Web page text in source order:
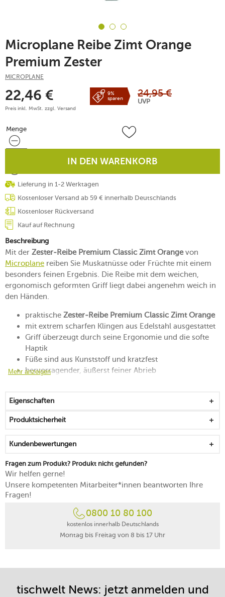
Microplane Reibe Zimt Orange
Premium Zester
MICROPLANE
22,46 €
Preis inkl. MwSt. zzgl. Versand
9%
sparen
24,95 €
UVP
Menge
Menge
IN DEN WARENKORB
Lieferung in 1-2 Werktagen
Kostenloser Versand ab 59 € innerhalb Deutschlands
Kostenloser Rückversand
Kauf auf Rechnung
Beschreibung
Mit der Zester-Reibe Premium Classic Zimt Orangevon
Microplane reiben Sie Muskatnüsse oder Früchte mit einem
besonders feinen Ergebnis. Die Reibe mit dem weichen,
ergonomisch geformten Griff liegt dabei angenehm weich in
den Händen.
praktische Zester-Reibe Premium Classic Zimt Orange
mit extrem scharfen Klingen aus Edelstahl ausgestattet
Griff überzeugt durch seine Ergonomie und die softe
Haptik
Füße sind aus Kunststoff und kratzfest
hervorragender, äußerst feiner Abrieb
spülmaschinenfest, außer Schutzhülle
Mehr anzeigen
Eigenschaften
Produktsicherheit
Kundenbewertungen
Fragen zum Produkt? Produkt nicht gefunden?
Wir helfen gerne!
Unsere kompetenten Mitarbeiter*innen beantworten Ihre
Fragen!
0800 10 80 100
kostenlos innerhalb Deutschlands
Montag bis Freitag von 8 bis 17 Uhr
tischwelt News: jetzt anmelden und